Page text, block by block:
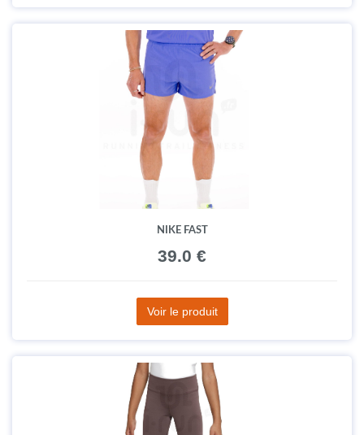
NIKE FAST
39.0 €
Voir le produit